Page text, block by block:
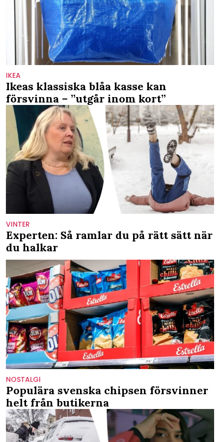
IKEA
Ikeas klassiska blåa kasse kan
försvinna – ”utgår inom kort”
VINTER
Experten: Så ramlar du på rätt sätt när
du halkar
NOSTALGI
Populära svenska chipsen försvinner
helt från butikerna